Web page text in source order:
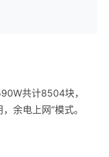
共计8504块，
余电上网”模式。